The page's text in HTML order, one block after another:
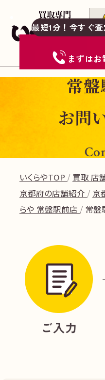
最短1分！今すぐ
まずはお
常
お問
いくらやTOP 買取 店
京都府の店舗紹介
京
らや 常盤駅前店
常盤